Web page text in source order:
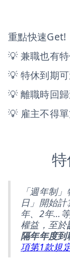
重點快速Get!
💡 兼職也有
💡 特休到期
💡 離職時回
💡 雇主不得
「週年制
日」開始
年、2年…
權益，至於
隔年年度到
項第1款規